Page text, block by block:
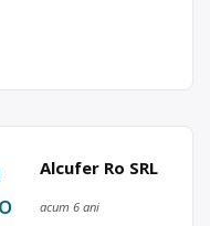
Alcufer Ro SRL
acum 6 ani